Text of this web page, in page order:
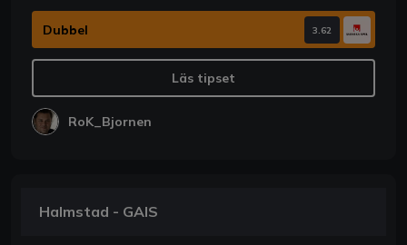
Dubbel 3.62
Läs tipset
RoK_Bjornen
Halmstad - GAIS